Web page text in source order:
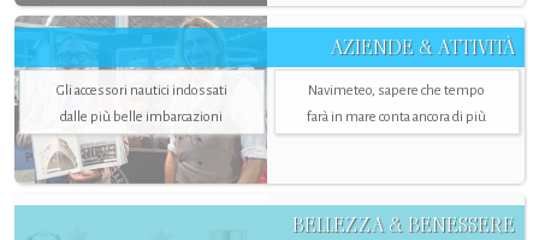
AZIENDE & ATTIVITÀ
Gli accessori nautici indossati
dalle più belle imbarcazioni
Navimeteo, sapere che tempo
farà in mare conta ancora di più
BELLEZZA & BENESSERE